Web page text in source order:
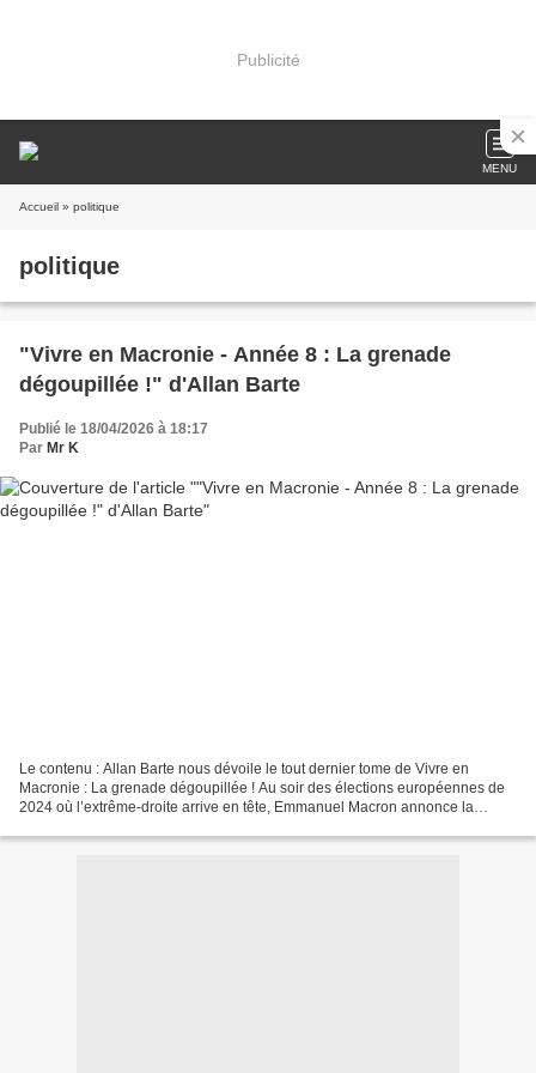
Publicité
MENU
Accueil » politique
politique
"Vivre en Macronie - Année 8 : La grenade
dégoupillée !" d'Allan Barte
Publié le 18/04/2026 à 18:17
Par Mr K
Le contenu : Allan Barte nous dévoile le tout dernier tome de Vivre en
Macronie : La grenade dégoupillée ! Au soir des élections européennes de
2024 où l’extrême-droite arrive en tête, Emmanuel Macron annonce la